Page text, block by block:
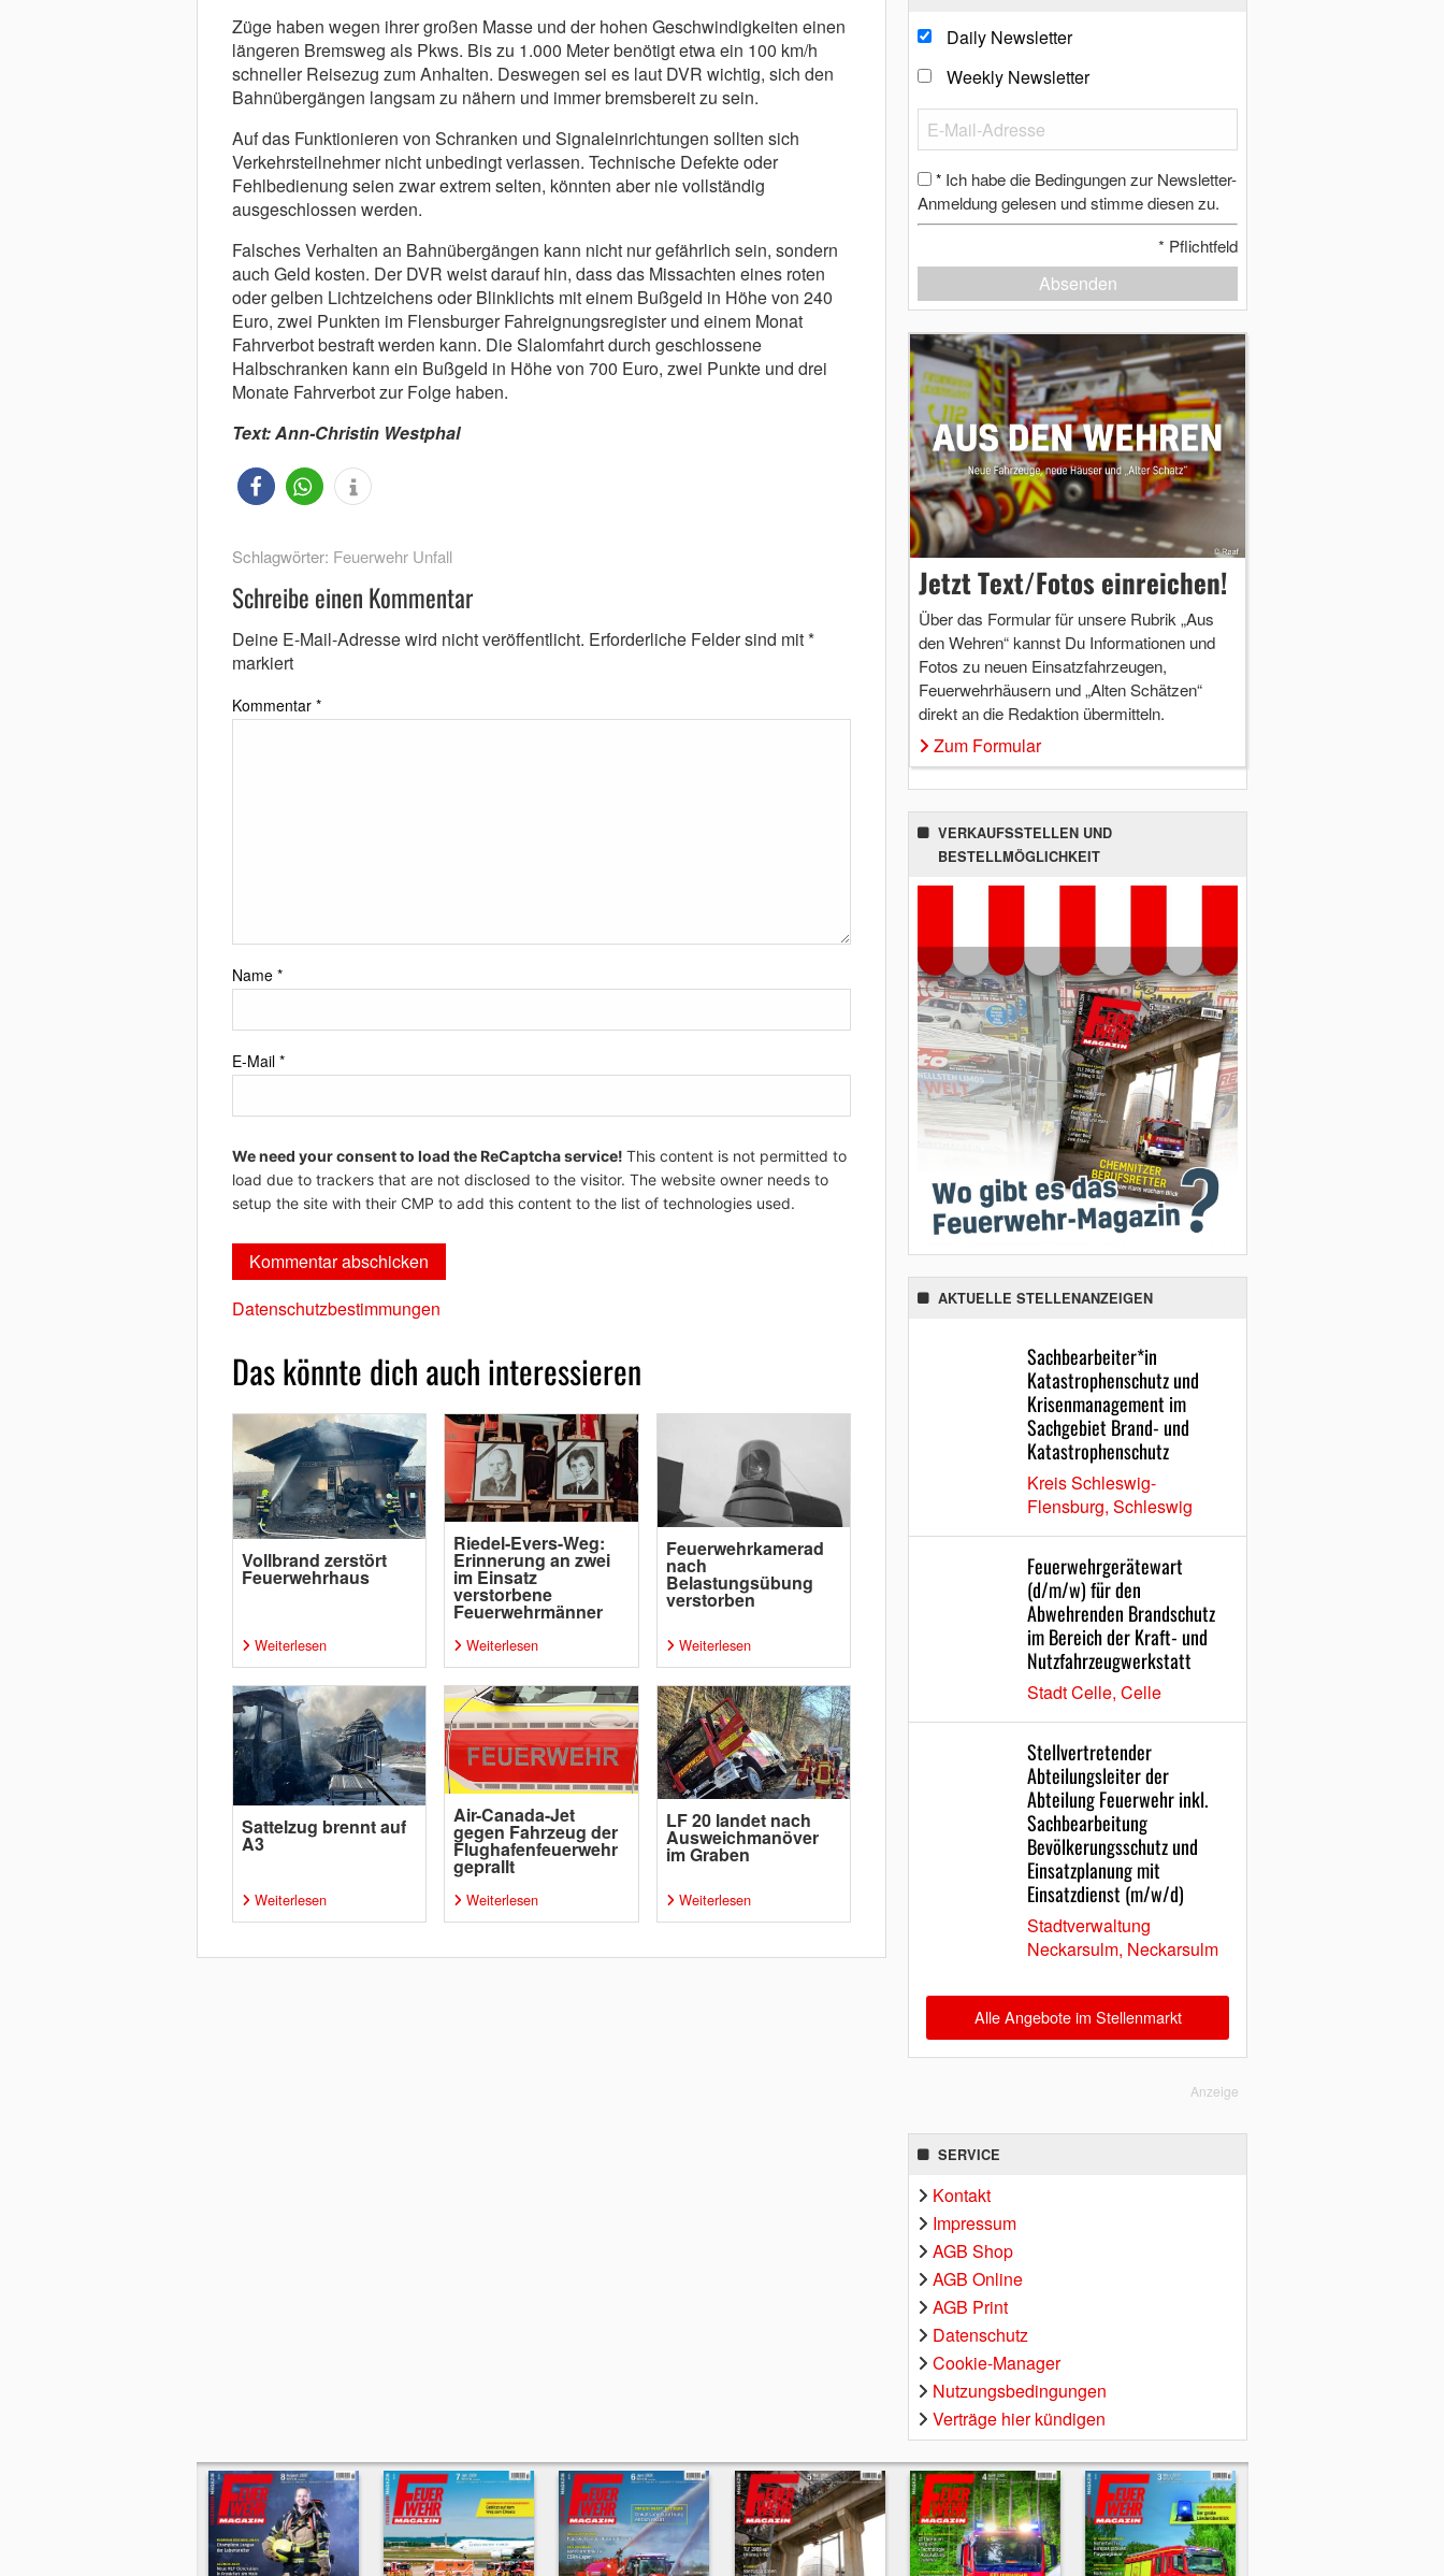
Züge haben wegen ihrer großen Masse und der hohen Geschwindigkeiten einen
längeren Bremsweg als Pkws. Bis zu 1.000 Meter benötigt etwa ein 100 km/h
schneller Reisezug zum Anhalten. Deswegen sei es laut DVR wichtig, sich den
Bahnübergängen langsam zu nähern und immer bremsbereit zu sein.
Auf das Funktionieren von Schranken und Signaleinrichtungen sollten sich
Verkehrsteilnehmer nicht unbedingt verlassen. Technische Defekte oder
Fehlbedienung seien zwar extrem selten, könnten aber nie vollständig
ausgeschlossen werden.
Falsches Verhalten an Bahnübergängen kann nicht nur gefährlich sein, sondern
auch Geld kosten. Der DVR weist darauf hin, dass das Missachten eines roten
oder gelben Lichtzeichens oder Blinklichts mit einem Bußgeld in Höhe von 240
Euro, zwei Punkten im Flensburger Fahreignungsregister und einem Monat
Fahrverbot bestraft werden kann. Die Slalomfahrt durch geschlossene
Halbschranken kann ein Bußgeld in Höhe von 700 Euro, zwei Punkte und drei
Monate Fahrverbot zur Folge haben.
Text: Ann-Christin Westphal
Schlagwörter: Feuerwehr Unfall
Schreibe einen Kommentar
Deine E-Mail-Adresse wird nicht veröffentlicht. Erforderliche Felder sind mit*
markiert
Kommentar *
Name *
E-Mail *
We need your consent to load the ReCaptcha service! This content is not permitted to
load due to trackers that are not disclosed to the visitor. The website owner needs to
setup the site with their CMP to add this content to the list of technologies used.
Datenschutzbestimmungen
Das könnte dich auch interessieren
Vollbrand zerstört
Feuerwehrhaus
Weiterlesen
Riedel-Evers-Weg:
Erinnerung an zwei
im Einsatz
verstorbene
Feuerwehrmänner
Weiterlesen
Feuerwehrkamerad
nach
Belastungsübung
verstorben
Weiterlesen
Sattelzug brennt auf
A3
Weiterlesen
Air-Canada-Jet
gegen Fahrzeug der
Flughafenfeuerwehr
geprallt
Weiterlesen
LF 20 landet nach
Ausweichmanöver
im Graben
Weiterlesen
Daily Newsletter
Weekly Newsletter
* Ich habe die Bedingungen zur Newsletter-
Anmeldung gelesen und stimme diesen zu.
* Pflichtfeld
Absenden
Jetzt Text/Fotos einreichen!
Über das Formular für unsere Rubrik „Aus
den Wehren“ kannst Du Informationen und
Fotos zu neuen Einsatzfahrzeugen,
Feuerwehrhäusern und „Alten Schätzen“
direkt an die Redaktion übermitteln.
Zum Formular
VERKAUFSSTELLEN UND
BESTELLMÖGLICHKEIT
AKTUELLE STELLENANZEIGEN
Sachbearbeiter*in
Katastrophenschutz und
Krisenmanagement im
Sachgebiet Brand- und
Katastrophenschutz
Kreis Schleswig-
Flensburg, Schleswig
Feuerwehrgerätewart
(d/m/w) für den
Abwehrenden Brandschutz
im Bereich der Kraft- und
Nutzfahrzeugwerkstatt
Stadt Celle, Celle
Stellvertretender
Abteilungsleiter der
Abteilung Feuerwehr inkl.
Sachbearbeitung
Bevölkerungsschutz und
Einsatzplanung mit
Einsatzdienst (m/w/d)
Stadtverwaltung
Neckarsulm, Neckarsulm
Alle Angebote im Stellenmarkt
Anzeige
SERVICE
Kontakt
Impressum
AGB Shop
AGB Online
AGB Print
Datenschutz
Cookie-Manager
Nutzungsbedingungen
Verträge hier kündigen